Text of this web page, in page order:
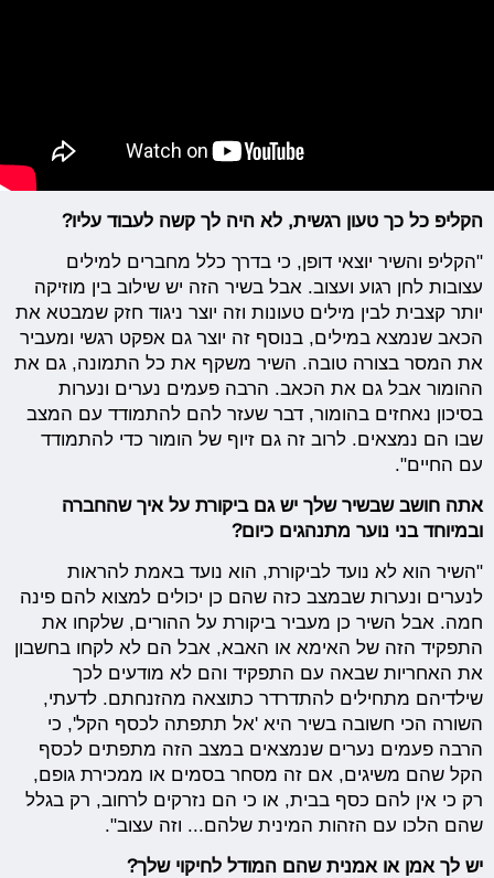
הקליפ כל כך טעון רגשית, לא היה לך קשה לעבוד עליו?
"הקליפ והשיר יוצאי דופן, כי בדרך כלל מחברים למילים
עצובות לחן רגוע ועצוב. אבל בשיר הזה יש שילוב בין מוזיקה
יותר קצבית לבין מילים טעונות וזה יוצר ניגוד חזק שמבטא את
הכאב שנמצא במילים, בנוסף זה יוצר גם אפקט רגשי ומעביר
את המסר בצורה טובה. השיר משקף את כל התמונה, גם את
ההומור אבל גם את הכאב. הרבה פעמים נערים ונערות
בסיכון נאחזים בהומור, דבר שעזר להם להתמודד עם המצב
שבו הם נמצאים. לרוב זה גם זיוף של הומור כדי להתמודד
עם החיים".
אתה חושב שבשיר שלך יש גם ביקורת על איך שהחברה
ובמיוחד בני נוער מתנהגים כיום?
"השיר הוא לא נועד לביקורת, הוא נועד באמת להראות
לנערים ונערות שבמצב כזה שהם כן יכולים למצוא להם פינה
חמה. אבל השיר כן מעביר ביקורת על ההורים, שלקחו את
התפקיד הזה של האימא או האבא, אבל הם לא לקחו בחשבון
את האחריות שבאה עם התפקיד והם לא מודעים לכך
שילדיהם מתחילים להתדרדר כתוצאה מהזנחתם. לדעתי,
השורה הכי חשובה בשיר היא 'אל תתפתה לכסף הקל', כי
הרבה פעמים נערים שנמצאים במצב הזה מתפתים לכסף
הקל שהם משיגים, אם זה מסחר בסמים או ממכירת גופם,
רק כי אין להם כסף בבית, או כי הם נזרקים לרחוב, רק בגלל
שהם הלכו עם הזהות המינית שלהם... וזה עצוב".
יש לך אמן או אמנית שהם המודל לחיקוי שלך?